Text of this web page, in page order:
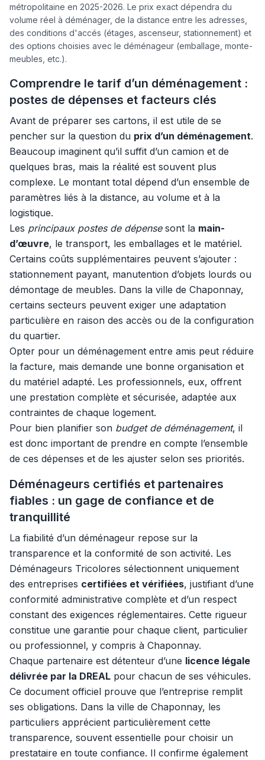
métropolitaine en 2025-2026. Le prix exact dépendra du
volume réel à déménager, de la distance entre les adresses,
des conditions d'accés (étages, ascenseur, stationnement) et
des options choisies avec le déménageur (emballage, monte-
meubles, etc.).
Comprendre le tarif d’un déménagement :
postes de dépenses et facteurs clés
Avant de préparer ses cartons, il est utile de se
pencher sur la question du prix d’un déménagement.
Beaucoup imaginent qu’il suffit d’un camion et de
quelques bras, mais la réalité est souvent plus
complexe. Le montant total dépend d’un ensemble de
paramètres liés à la distance, au volume et à la
logistique.
Les principaux postes de dépensesont la main-
d’œuvre, le transport, les emballages et le matériel.
Certains coûts supplémentaires peuvent s’ajouter :
stationnement payant, manutention d’objets lourds ou
démontage de meubles. Dans la ville de Chaponnay,
certains secteurs peuvent exiger une adaptation
particulière en raison des accès ou de la configuration
du quartier.
Opter pour un déménagement entre amis peut réduire
la facture, mais demande une bonne organisation et
du matériel adapté. Les professionnels, eux, offrent
une prestation complète et sécurisée, adaptée aux
contraintes de chaque logement.
Pour bien planifier son budget de déménagement, il
est donc important de prendre en compte l’ensemble
de ces dépenses et de les ajuster selon ses priorités.
Déménageurs certifiés et partenaires
fiables : un gage de confiance et de
tranquillité
La fiabilité d’un déménageur repose sur la
transparence et la conformité de son activité. Les
Déménageurs Tricolores sélectionnent uniquement
des entreprises certifiées et vérifiées, justifiant d’une
conformité administrative complète et d’un respect
constant des exigences réglementaires. Cette rigueur
constitue une garantie pour chaque client, particulier
ou professionnel, y compris à Chaponnay.
Chaque partenaire est détenteur d’une licence légale
délivrée par la DREAL pour chacun de ses véhicules.
Ce document officiel prouve que l’entreprise remplit
ses obligations. Dans la ville de Chaponnay, les
particuliers apprécient particulièrement cette
transparence, souvent essentielle pour choisir un
prestataire en toute confiance. Il confirme également